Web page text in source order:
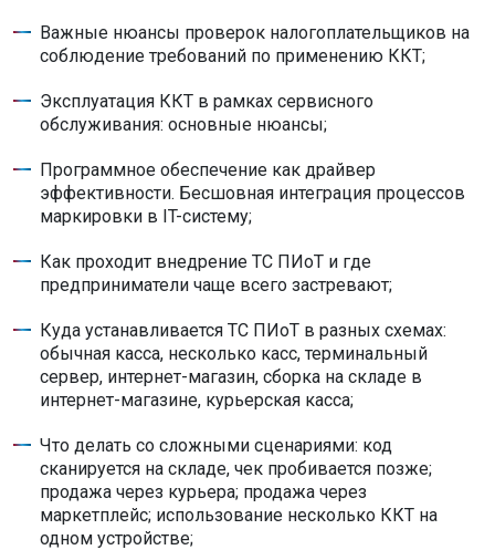
Важные нюансы проверок налогоплательщиков на
соблюдение требований по применению ККТ;
Эксплуатация ККТ в рамках сервисного
обслуживания: основные нюансы;
Программное обеспечение как драйвер
эффективности. Бесшовная интеграция процессов
маркировки в IT-систему;
Как проходит внедрение ТС ПИоТ и где
предприниматели чаще всего застревают;
Куда устанавливается ТС ПИоТ в разных схемах:
обычная касса, несколько касс, терминальный
сервер, интернет-магазин, сборка на складе в
интернет-магазине, курьерская касса;
Что делать со сложными сценариями: код
сканируется на складе, чек пробивается позже;
продажа через курьера; продажа через
маркетплейс; использование несколько ККТ на
одном устройстве;